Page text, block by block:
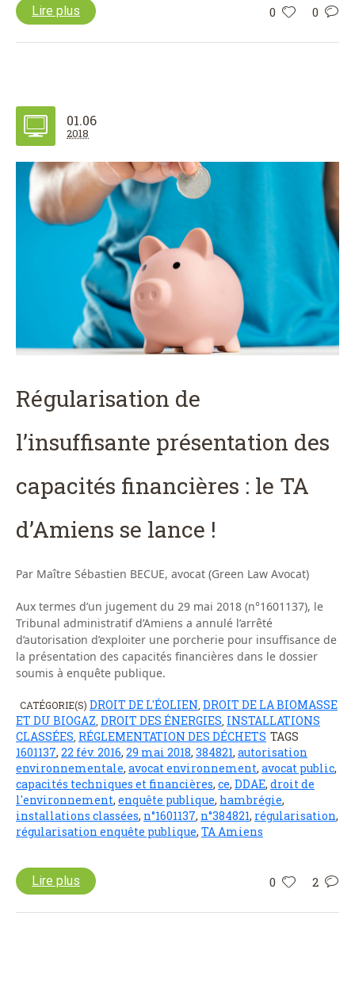
0 0
Lire plus
01.06
2018
Régularisation de
l’insuffisante présentation des
capacités financières : le TA
d’Amiens se lance !
Par Maître Sébastien BECUE, avocat (Green Law Avocat)
Aux termes d’un jugement du 29 mai 2018 (n°1601137), le
Tribunal administratif d’Amiens a annulé l’arrêté
d’autorisation d’exploiter une porcherie pour insuffisance de
la présentation des capacités financières dans le dossier
soumis à enquête publique.
CATÉGORIE(S) DROIT DE L'ÉOLIEN DROIT DE LA BIOMASSE
ET DU BIOGAZ DROIT DES ÉNERGIES INSTALLATIONS
CLASSÉES RÉGLEMENTATION DES DÉCHETS TAGS
1601137, 22 fév. 2016, 29 mai 2018, 384821, autorisation
environnementale, avocat environnement, avocat public,
capacités techniques et financières, ce, DDAE, droit de
l'environnement, enquête publique, hambrégie,
installations classées, n°1601137, n°384821, régularisation,
régularisation enquête publique, TA Amiens
0 2
Lire plus